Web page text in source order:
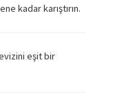
kadar karıştırın.
eşit bir